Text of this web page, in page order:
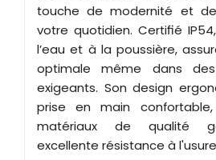
touche de modernité et
votre quotidien. Certifié
l’eau et à la poussière,
optimale même dans des
exigeants. Son design
prise en main
matériaux de qualité
excellente résistance à